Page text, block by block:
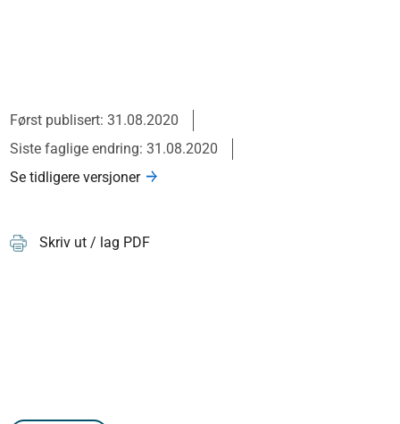
Først publisert: 31.08.2020
Siste faglige endring: 31.08.2020
Se tidligere versjoner
Skriv ut / lag PDF